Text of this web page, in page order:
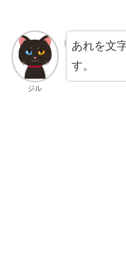
ジル
あれを文
す。